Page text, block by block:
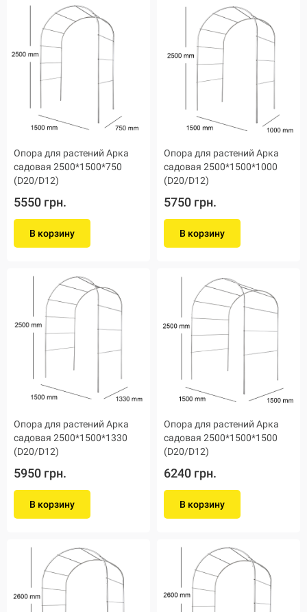
Опора для растений Арка
садовая 2500*1500*750
(D20/D12)
5550 грн.
В корзину
Опора для растений Арка
садовая 2500*1500*1000
(D20/D12)
5750 грн.
В корзину
Опора для растений Арка
садовая 2500*1500*1330
(D20/D12)
5950 грн.
В корзину
Опора для растений Арка
садовая 2500*1500*1500
(D20/D12)
6240 грн.
В корзину